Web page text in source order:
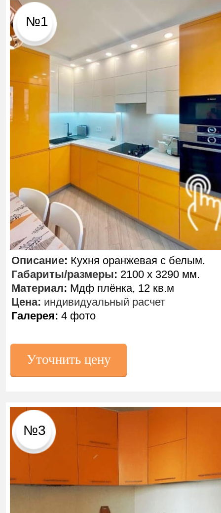
№3
Уточнить цену
№1
Описание: Кухня оранжевая с белым.
Габариты/размеры: 2100 х 3290 мм.
Материал: Мдф плёнка, 12 кв.м
Цена: индивидуальный расчет
Галерея: 4 фото